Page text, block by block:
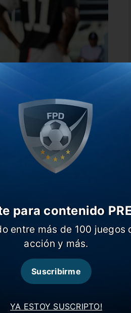
mientras estaba
la clasificación al
de la UEFA, el
antes del encuentro
en el próximo partido
YA ESTOY SUSCRIPTO!
para contenido
entre más de 100
acción y más.
Suscribirme